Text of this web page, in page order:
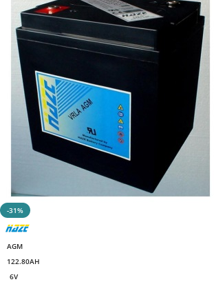
-31%
AGM
122.80AH
6V